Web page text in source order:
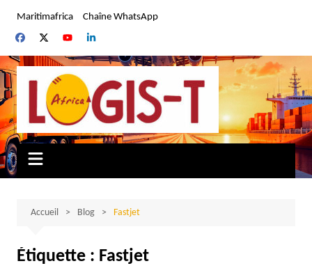
contenu
Maritimafrica Chaîne WhatsApp
Accueil Blog Fastjet
Étiquette : Fastjet